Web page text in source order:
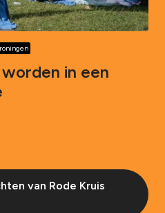
in een
van Rode Kruis